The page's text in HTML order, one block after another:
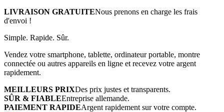
LIVRAISON GRATUITENous prenons en charge les frais
d'envoi !
Simple. Rapide. Sûr.
Vendez votre smartphone, tablette, ordinateur portable, montre
connectée ou autres appareils en ligne et recevez votre argent
rapidement.
MEILLEURS PRIXDes prix justes et transparents.
SÛR & FIABLEEntreprise allemande.
PAIEMENT RAPIDEArgent rapidement sur votre compte.